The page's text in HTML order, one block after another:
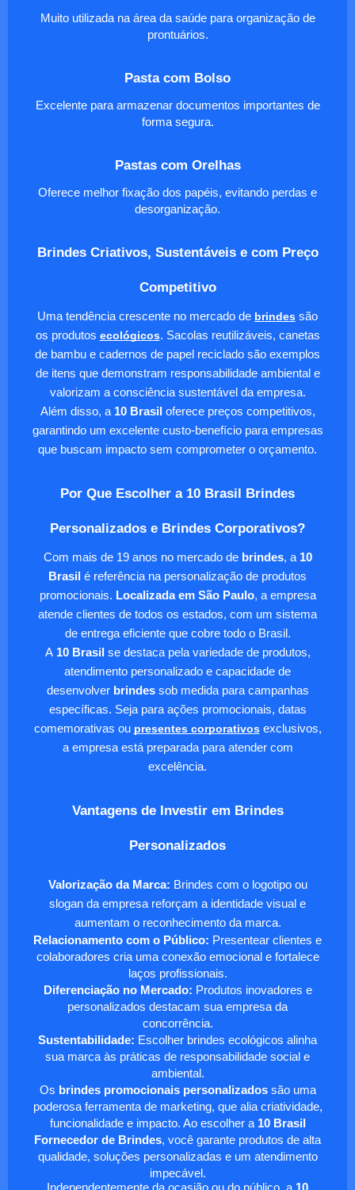
Muito utilizada na área da saúde para organização de
prontuários.
Pasta com Bolso
Excelente para armazenar documentos importantes de
forma segura.
Pastas com Orelhas
Oferece melhor fixação dos papéis, evitando perdas e
desorganização.
Brindes Criativos, Sustentáveis e com Preço
Competitivo
Uma tendência crescente no mercado de brindes são
os produtos ecológicos. Sacolas reutilizáveis, canetas
de bambu e cadernos de papel reciclado são exemplos
de itens que demonstram responsabilidade ambiental e
valorizam a consciência sustentável da empresa.
Além disso, a 10 Brasiloferece preços competitivos,
garantindo um excelente custo-benefício para empresas
que buscam impacto sem comprometer o orçamento.
Por Que Escolher a 10 Brasil Brindes
Personalizados e Brindes Corporativos?
Com mais de 19 anos no mercado de brindes, a 10
Brasil é referência na personalização de produtos
promocionais. Localizada em São Paulo, a empresa
atende clientes de todos os estados, com um sistema
de entrega eficiente que cobre todo o Brasil.
A10 Brasilse destaca pela variedade de produtos,
atendimento personalizado e capacidade de
desenvolver brindessob medida para campanhas
específicas. Seja para ações promocionais, datas
comemorativas ou presentes corporativosexclusivos,
a empresa está preparada para atender com
excelência.
Vantagens de Investir em Brindes
Personalizados
Valorização da Marca: Brindes com o logotipo ou
slogan da empresa reforçam a identidade visual e
aumentam o reconhecimento da marca.
Relacionamento com o Público: Presentear clientes e
colaboradores cria uma conexão emocional e fortalece
laços profissionais.
Diferenciação no Mercado: Produtos inovadores e
personalizados destacam sua empresa da
concorrência.
Sustentabilidade: Escolher brindes ecológicos alinha
sua marca às práticas de responsabilidade social e
ambiental.
Os brindes promocionais personalizadossão uma
poderosa ferramenta de marketing, que alia criatividade,
funcionalidade e impacto. Ao escolher a 10 Brasil
Fornecedor de Brindes, você garante produtos de alta
qualidade, soluções personalizadas e um atendimento
impecável.